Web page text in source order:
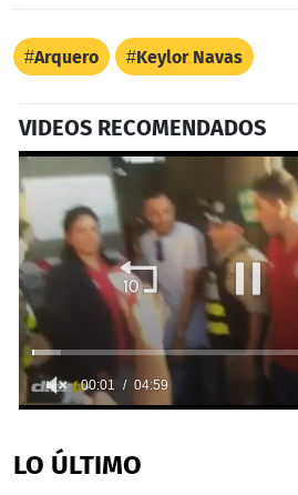
Arquero Keylor Navas
VIDEOS RECOMENDADOS
of
5
LO ÚLTIMO